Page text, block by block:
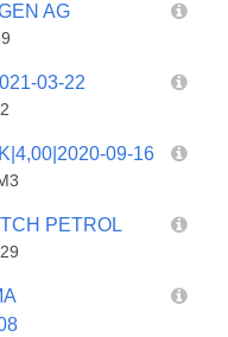
AG
03-22
09-16
PETROL